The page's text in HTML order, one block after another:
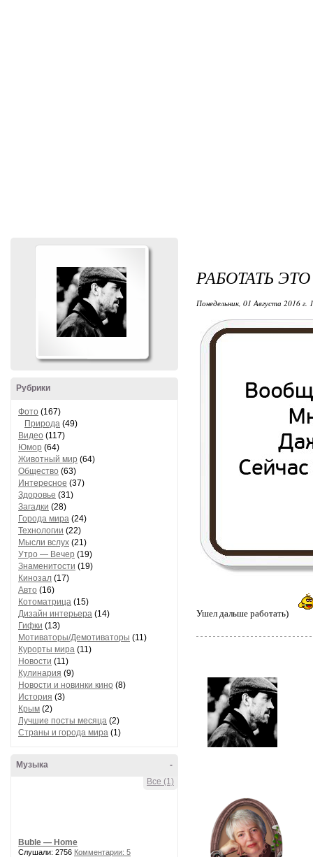
Рубрики
Фото (167)
Природа (49)
Видео (117)
Юмор (64)
Животный мир (64)
Общество (63)
Интересное (37)
Здоровье (31)
Загадки (28)
Города мира (24)
Технологии (22)
Мысли вслух (21)
Утро — Вечер (19)
Знаменитости (19)
Кинозал (17)
Авто (16)
Котоматрица (15)
Дизайн интерьера (14)
Гифки (13)
Мотиваторы/Демотиваторы (11)
Курорты мира (11)
Новости (11)
Кулинария (9)
Новости и новинки кино (8)
История (3)
Крым (2)
Лучшие посты месяца (2)
Страны и города мира (1)
-
Музыка
Все (1)
Buble — Home
Слушали: 2756 Комментарии: 5
РАБОТАТЬ
Понедельник, 01 Августа 2016 г.
Ушел дальше работать)